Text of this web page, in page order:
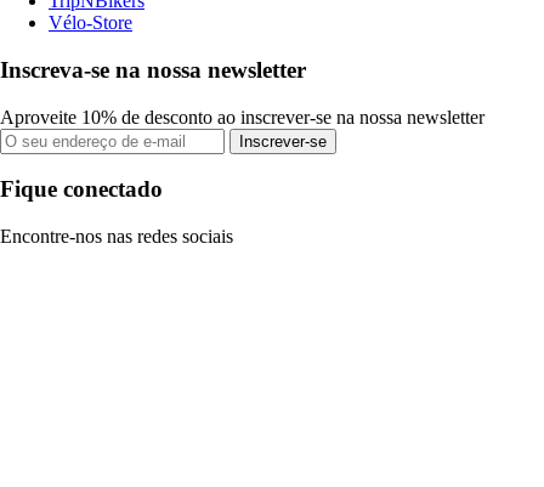
Vélo-Store
Inscreva-se na nossa newsletter
Aproveite 10% de desconto ao inscrever-se na nossa newsletter
Inscrever-se
Fique conectado
Encontre-nos nas redes sociais